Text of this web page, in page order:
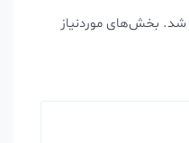
بخش‌های موردنیاز